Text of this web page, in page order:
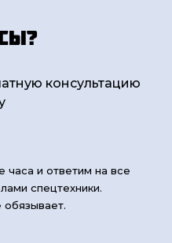
консультацию
и ответим на все
спецтехники.
обязывает.